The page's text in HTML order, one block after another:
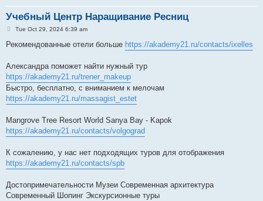
Учебный Центр Наращивание Ресниц
P
s
Tue Oct 29, 2024 6:39 am
Рекомендованные отели больше https://akademy21.ru/contacts/ixelles
Александра поможет найти нужный тур
https://akademy21.ru/trener_makeup
Быстро, бесплатно, с вниманием к мелочам
https://akademy21.ru/massagist_estet
Mangrove Tree Resort World Sanya Bay - Kapok
https://akademy21.ru/contacts/volgograd
К сожалению, у нас нет подходящих туров для отображения
https://akademy21.ru/contacts/spb
Достопримечательности Музеи Современная архитектура
Современный Шопинг Экскурсионные туры